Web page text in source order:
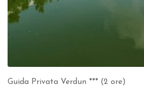
Guida Privata Verdun *** (2 ore)